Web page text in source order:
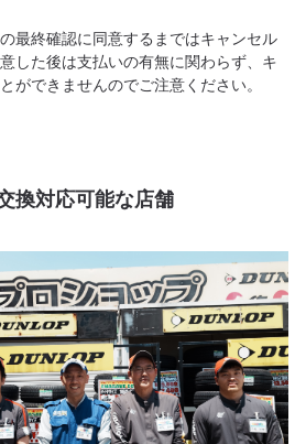
最終確認に同意するまではキャンセル
した後は支払いの有無に関わらず、キ
ができませんのでご注意ください。
換対応可能な店舗